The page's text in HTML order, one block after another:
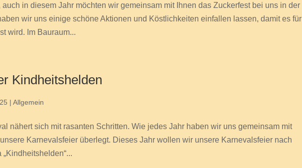
in diesem Jahr möchten wir gemeinsam mit Ihnen das Zuckerfest bei uns in der
wir uns einige schöne Aktionen und Köstlichkeiten einfallen lassen, damit es für
wird. Im Bauraum...
Kindheitshelden
|Allgemein
nähert sich mit rasanten Schritten. Wie jedes Jahr haben wir uns gemeinsam mit
Karnevalsfeier überlegt. Dieses Jahr wollen wir unsere Karnevalsfeier nach